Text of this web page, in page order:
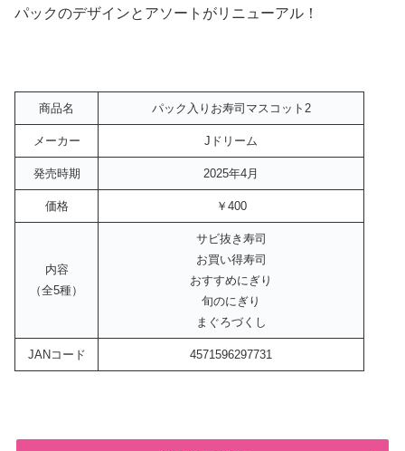
パックのデザインとアソートがリニューアル！
商品名 パック入りお寿司マスコット2
メーカー Jドリーム
発売時期 2025年4月
価格 ￥400
内容
（全5種）
サビ抜き寿司
お買い得寿司
おすすめにぎり
旬のにぎり
まぐろづくし
JANコード 4571596297731